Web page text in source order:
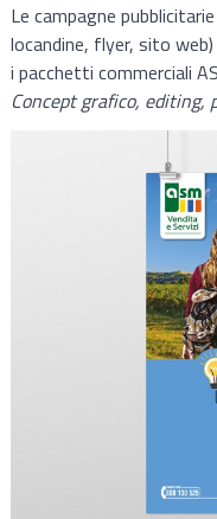
Le campagne
locandine, flyer, sito
i pacchetti commerciali
Concept grafico, editing,